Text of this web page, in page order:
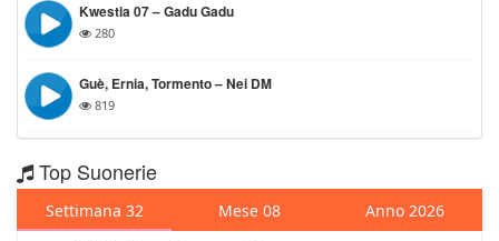
Kwestia 07 – Gadu Gadu
280
Guè, Ernia, Tormento – Nei DM
819
Top Suonerie
Settimana 32 Mese 08 Anno 2026